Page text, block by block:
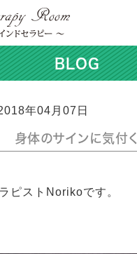
BLOG
年04月07日
身体のサインに気付く
ピストNorikoです。